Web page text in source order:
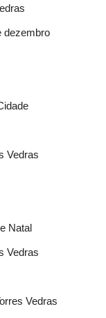
dezembro
Vedras
Natal
Vedras
Vedras